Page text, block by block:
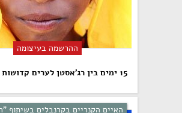
ההרשמה בעיצומה
15 ימים בין רג'אסטן לערים קדושות על הגנגס
האיים הקנריים בקרנבלים בשיתוף